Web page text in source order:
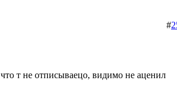
#
что т не отписываецо, видимо не аценил